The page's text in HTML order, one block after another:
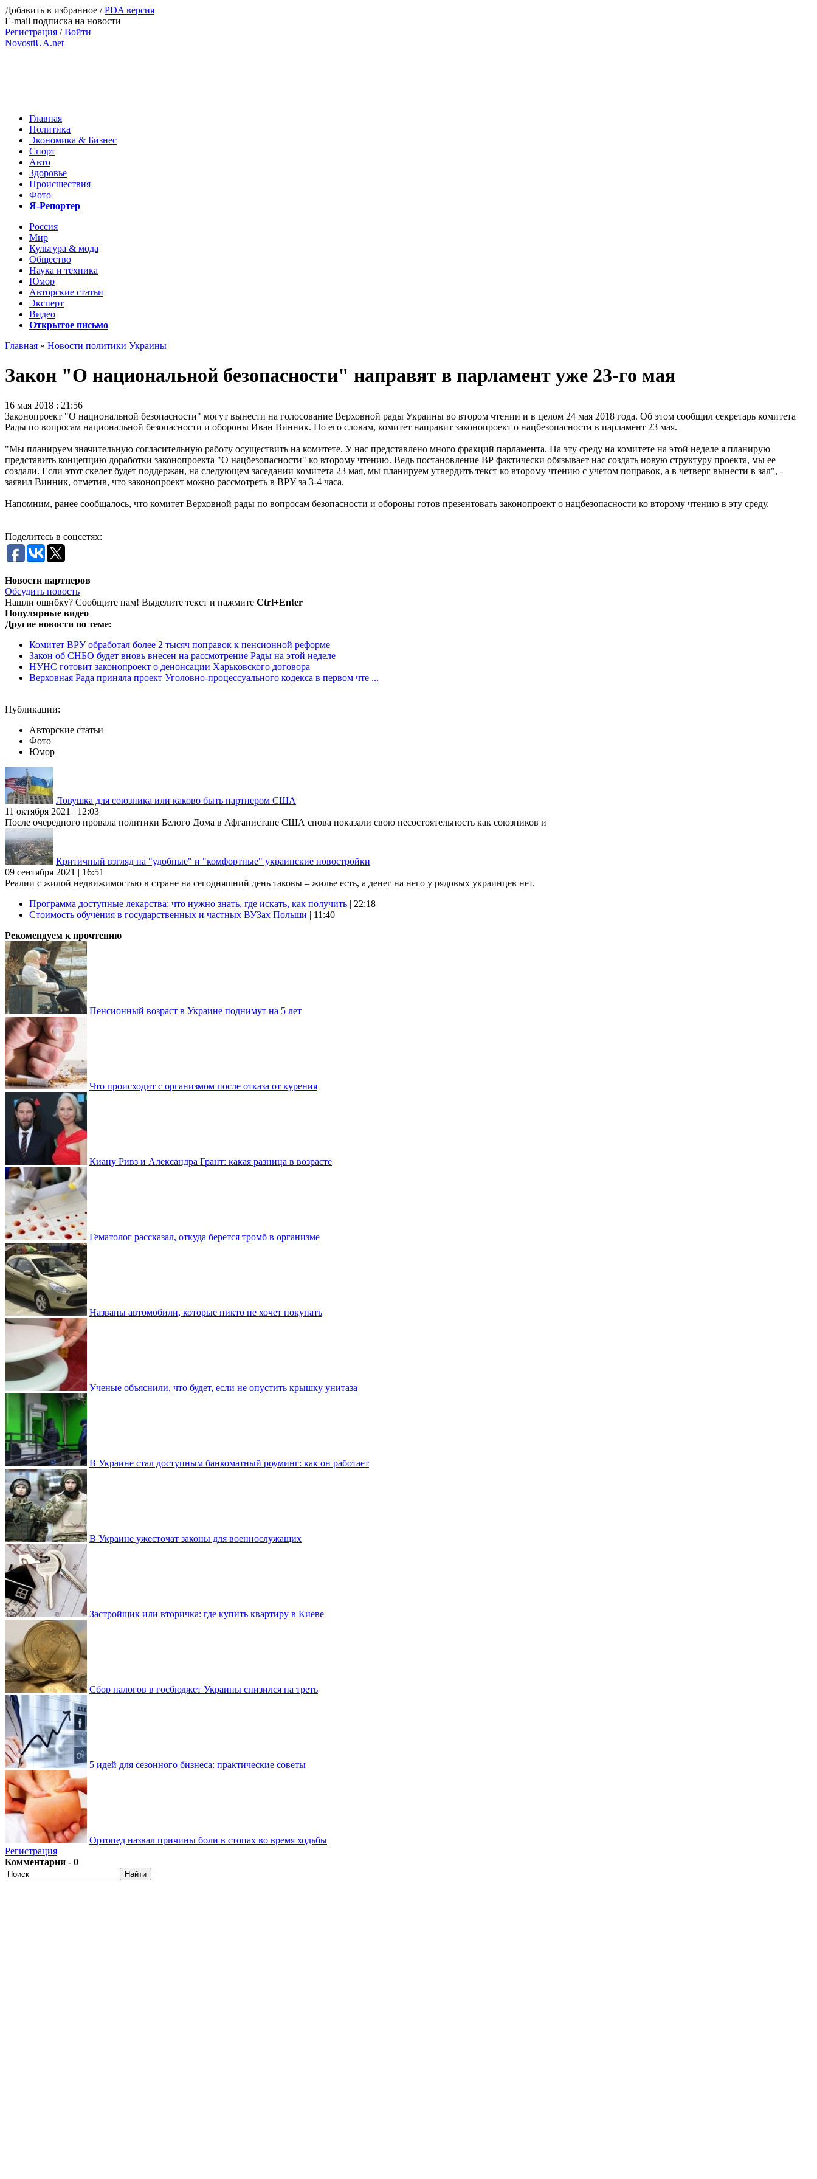
Добавить в избранное /PDA версия
E-mail подписка на новости
Регистрация /Войти
NovostiUA.net
Главная
Политика
Экономика & Бизнес
Спорт
Авто
Здоровье
Происшествия
Фото
Я-Репортер
Россия
Мир
Культура & мода
Общество
Наука и техника
Юмор
Авторские статьи
Эксперт
Видео
Открытое письмо
Главная » Новости политики Украины
Закон "О национальной безопасности" направят в парламент уже 23-го мая
16 мая 2018 : 21:56
Законопроект "О национальной безопасности" могут вынести на голосование Верховной рады Украины во втором чтении и в целом 24 мая 2018 года. Об этом сообщил секретарь комитета
Рады по вопросам национальной безопасности и обороны Иван Винник. По его словам, комитет направит законопроект о нацбезопасности в парламент 23 мая.
"Мы планируем значительную согласительную работу осуществить на комитете. У нас представлено много фракций парламента. На эту среду на комитете на этой неделе я планирую
представить концепцию доработки законопроекта "О нацбезопасности" ко второму чтению. Ведь постановление ВР фактически обязывает нас создать новую структуру проекта, мы ее
создали. Если этот скелет будет поддержан, на следующем заседании комитета 23 мая, мы планируем утвердить текст ко второму чтению с учетом поправок, а в четверг вынести в зал", -
заявил Винник, отметив, что законопроект можно рассмотреть в ВРУ за 3-4 часа.
Напомним, ранее сообщалось, что комитет Верховной рады по вопросам безопасности и обороны готов презентовать законопроект о нацбезопасности ко второму чтению в эту среду.
Поделитесь в соцсетях:
Новости партнеров
Обсудить новость
Нашли ошибку? Сообщите нам! Выделите текст и нажмите Ctrl+Enter
Популярные видео
Другие новости по теме:
Комитет ВРУ обработал более 2 тысяч поправок к пенсионной реформе
Закон об СНБО будет вновь внесен на рассмотрение Рады на этой неделе
НУНС готовит законопроект о денонсации Харьковского договора
Верховная Рада приняла проект Уголовно-процессуального кодекса в первом чте ...
Публикации:
Авторские статьи
Фото
Юмор
Ловушка для союзника или каково быть партнером США
11 октября 2021 | 12:03
После очередного провала политики Белого Дома в Афганистане США снова показали свою несостоятельность как союзников и
Критичный взгляд на "удобные" и "комфортные" украинские новостройки
09 сентября 2021 | 16:51
Реалии с жилой недвижимостью в стране на сегодняшний день таковы – жилье есть, а денег на него у рядовых украинцев нет.
Программа доступные лекарства: что нужно знать, где искать, как получить | 22:18
Стоимость обучения в государственных и частных ВУЗах Польши | 11:40
Рекомендуем к прочтению
Пенсионный возраст в Украине поднимут на 5 лет
Что происходит с организмом после отказа от курения
Киану Ривз и Александра Грант: какая разница в возрасте
Гематолог рассказал, откуда берется тромб в организме
Названы автомобили, которые никто не хочет покупать
Ученые объяснили, что будет, если не опустить крышку унитаза
В Украине стал доступным банкоматный роуминг: как он работает
В Украине ужесточат законы для военнослужащих
Застройщик или вторичка: где купить квартиру в Киеве
Сбор налогов в госбюджет Украины снизился на треть
5 идей для сезонного бизнеса: практические советы
Ортопед назвал причины боли в стопах во время ходьбы
Регистрация
Комментарии - 0